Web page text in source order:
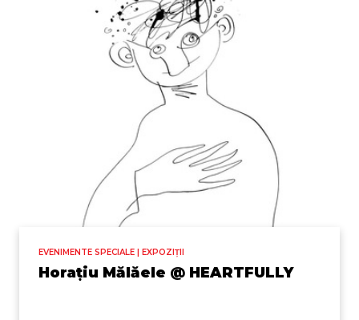
EVENIMENTE SPECIALE | EXPOZIȚII
Horațiu Mălăele @ HEARTFULLY